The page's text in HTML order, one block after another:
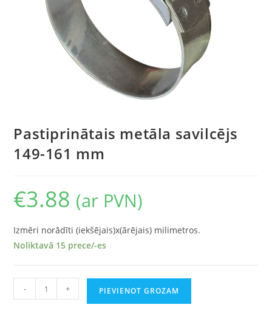
Pastiprinātais metāla savilcējs
149-161 mm
€3.88 (ar PVN)
Izmēri norādīti (iekšējais)x(ārējais) milimetros.
Noliktavā 15 prece/-es
- + PIEVIENOT GROZAM